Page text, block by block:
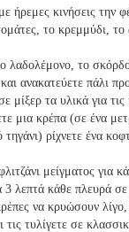
ήρεμες κινήσεις την
το κρεμμύδι, το
λαδολέμονο, το
ανακατεύετε πάλι
μίξερ τα υλικά για τις
μια κρέπα (σε ένα
τηγάνι) ρίχνετε ένα
μείγματος για
3 λεπτά κάθε πλευρά
να κρυώσουν
τις τυλίγετε σε